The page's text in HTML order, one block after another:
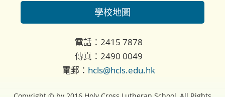
學校地圖
電話：2415 7878
傳真：2490 0049
電郵： hcls@hcls.edu.hk